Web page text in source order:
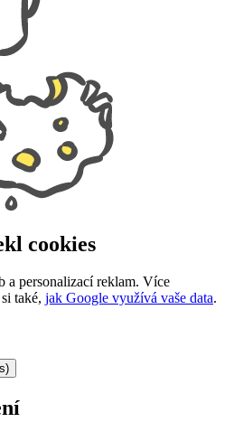
cookies
a personalizací reklam. Více
také, jak Google využívá vaše data.